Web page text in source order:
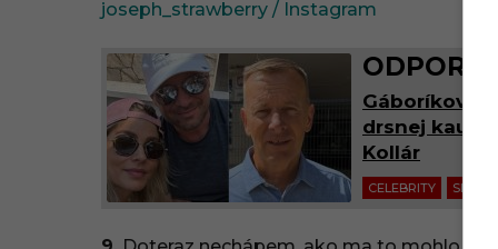
joseph_strawberry / Instagram
Gáboríkov
drsnej
Kollár
CELEBRITY